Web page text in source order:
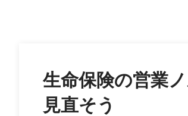
生命保険の営業
見直そう